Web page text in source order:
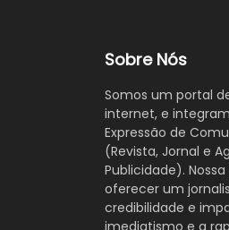
Sobre Nós
Somos um portal
internet, e
Expressão de
(Revista, Jornal e
Publicidade).
oferecer um
credibilidade e